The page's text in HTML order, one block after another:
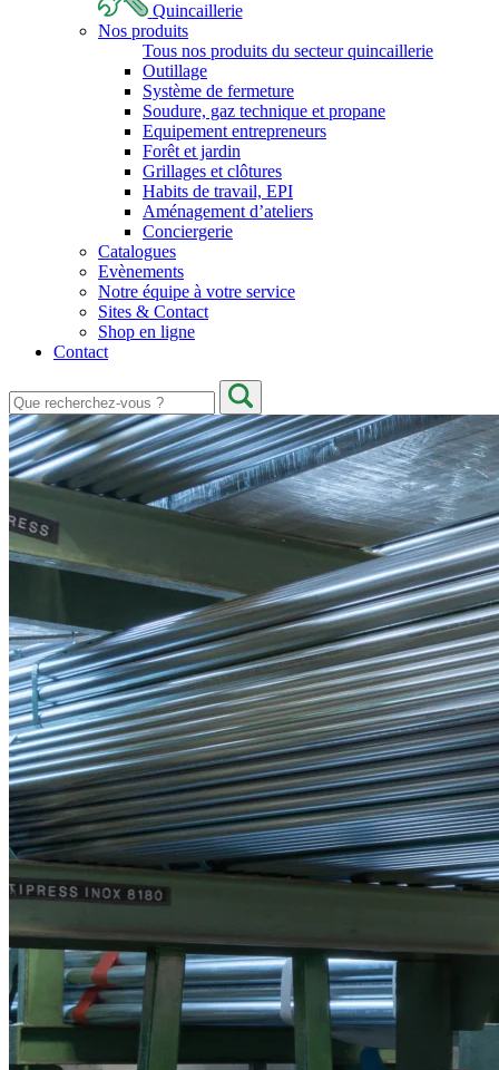
Quincaillerie
Nos produits
Tous nos produits du secteur quincaillerie
Outillage
Système de fermeture
Soudure, gaz technique et propane
Equipement entrepreneurs
Forêt et jardin
Grillages et clôtures
Habits de travail, EPI
Aménagement d’ateliers
Conciergerie
Catalogues
Evènements
Notre équipe à votre service
Sites & Contact
Shop en ligne
Contact